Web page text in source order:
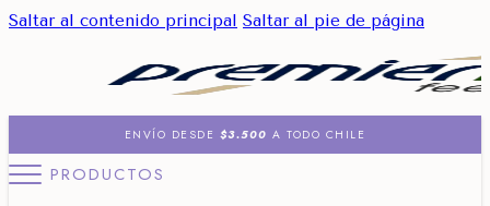
Saltar al contenido principal Saltar al pie de página
ENVÍO DESDE $3.500 A TODO CHILE
PRODUCTOS